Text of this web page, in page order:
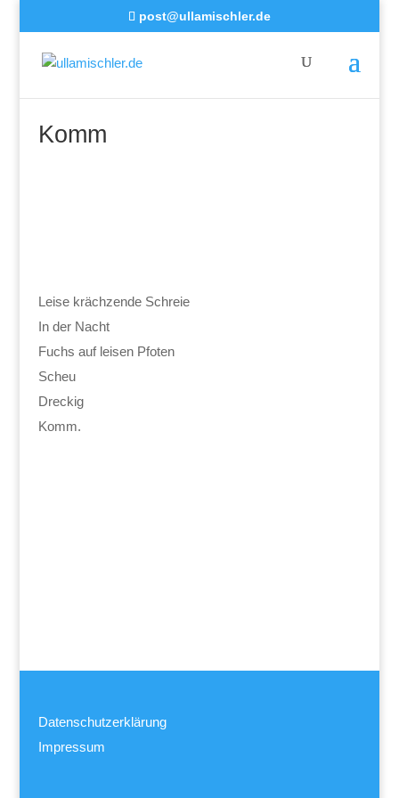
post@ullamischler.de
Komm
Leise krächzende Schreie
In der Nacht
Fuchs auf leisen Pfoten
Scheu
Dreckig
Komm.
Datenschutzerklärung
Impressum